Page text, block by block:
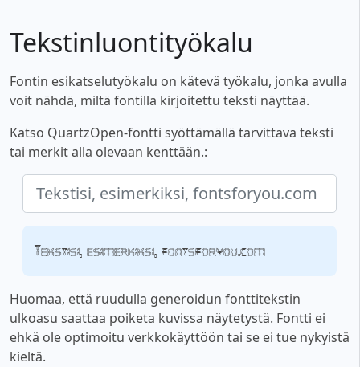
Tekstinluontityökalu
Fontin esikatselutyökalu on kätevä työkalu, jonka avulla
voit nähdä, miltä fontilla kirjoitettu teksti näyttää.
Katso QuartzOpen-fontti syöttämällä tarvittava teksti
tai merkit alla olevaan kenttään.:
Tekstisi, esimerkiksi, fontsforyou.com
Huomaa, että ruudulla generoidun fonttitekstin
ulkoasu saattaa poiketa kuvissa näytetystä. Fontti ei
ehkä ole optimoitu verkkokäyttöön tai se ei tue nykyistä
kieltä.